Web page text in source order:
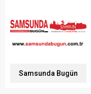
Samsunda Bugün